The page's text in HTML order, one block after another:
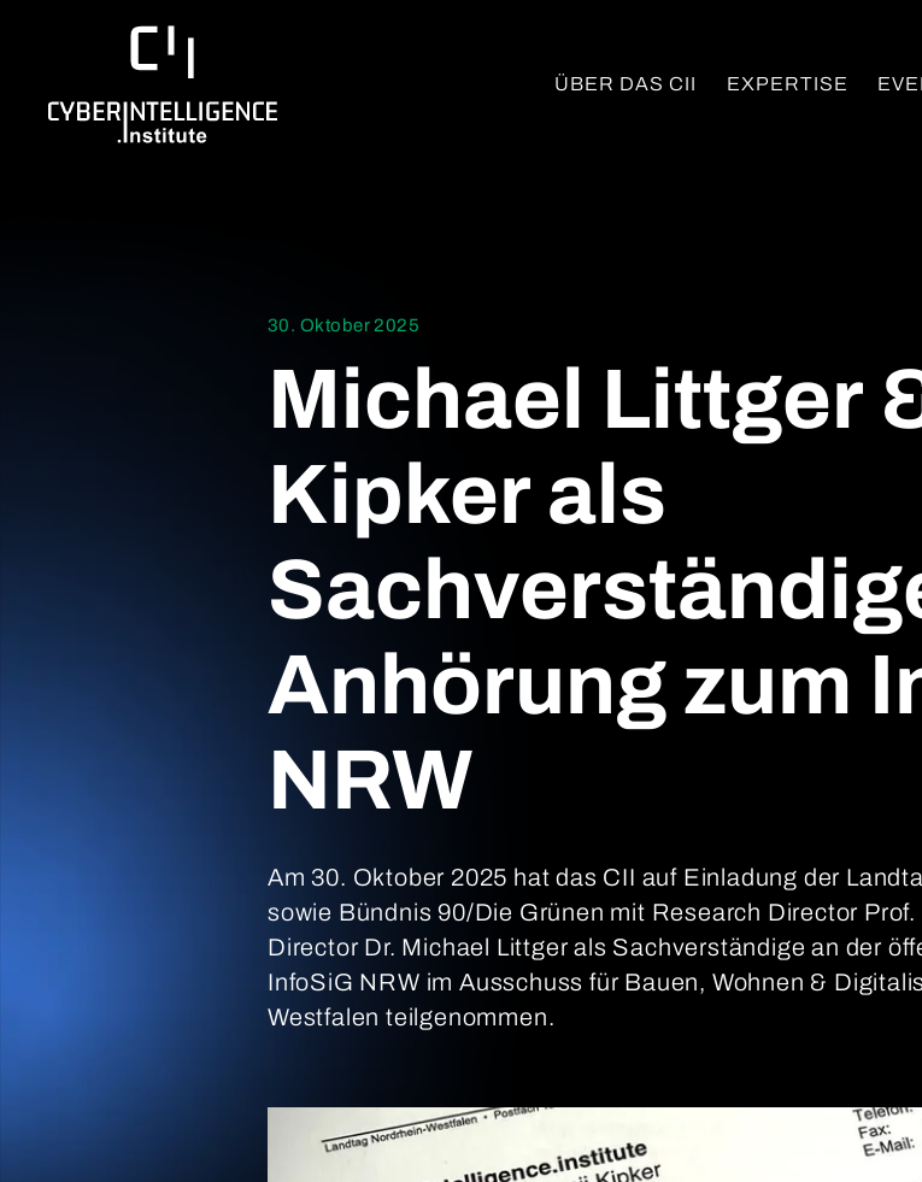
ÜBER DAS CII EXPERTISE
30. Oktober 2025
Michael Littger
Kipker als
Anhörung zum
NRW
Am 30. Oktober 2025 hat das CII auf Einladung der
sowie Bündnis 90/Die Grünen mit Research Director
Director Dr. Michael Littger als Sachverständige an der
InfoSiG NRW im Ausschuss für Bauen, Wohnen &
Westfalen teilgenommen.